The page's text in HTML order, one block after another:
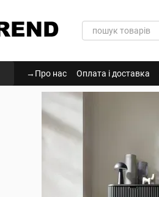
→Про нас Оплата і доставка
Політика Конфіденційності